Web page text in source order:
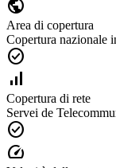
public
Area di copertura
Copertura nazionale
check_circle
signal_cellular_alt
Copertura di rete
Servei de
check_circle
speed